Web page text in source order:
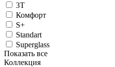
3T
Комфорт
S+
Standart
Superglass
Показать все
Коллекция